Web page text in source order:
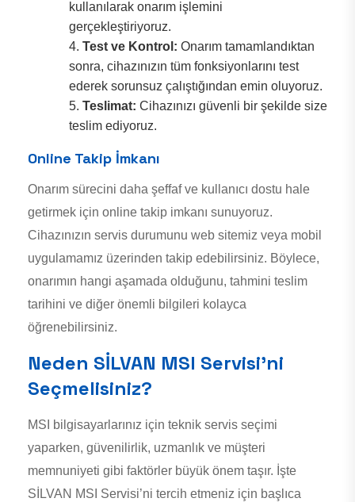
kullanılarak onarım işlemini
gerçekleştiriyoruz.
Test ve Kontrol: Onarım tamamlandıktan
sonra, cihazınızın tüm fonksiyonlarını test
ederek sorunsuz çalıştığından emin oluyoruz.
Teslimat: Cihazınızı güvenli bir şekilde size
teslim ediyoruz.
Online Takip İmkanı
Onarım sürecini daha şeffaf ve kullanıcı dostu hale
getirmek için online takip imkanı sunuyoruz.
Cihazınızın servis durumunu web sitemiz veya mobil
uygulamamız üzerinden takip edebilirsiniz. Böylece,
onarımın hangi aşamada olduğunu, tahmini teslim
tarihini ve diğer önemli bilgileri kolayca
öğrenebilirsiniz.
Neden SİLVAN MSI Servisi’ni
Seçmelisiniz?
MSI bilgisayarlarınız için teknik servis seçimi
yaparken, güvenilirlik, uzmanlık ve müşteri
memnuniyeti gibi faktörler büyük önem taşır. İşte
SİLVAN MSI Servisi’ni tercih etmeniz için başlıca